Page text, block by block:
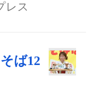
レス
ば12